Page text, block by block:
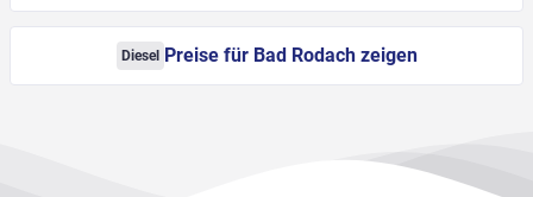
Diesel Preise für Bad Rodach zeigen